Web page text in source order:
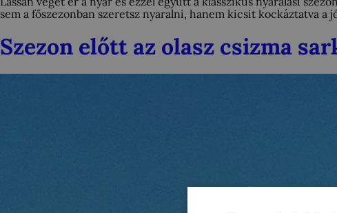
sem a főszezonban szeretsz nyaralni, hanem kicsit kockáztatva
Szezon előtt az olasz csizma